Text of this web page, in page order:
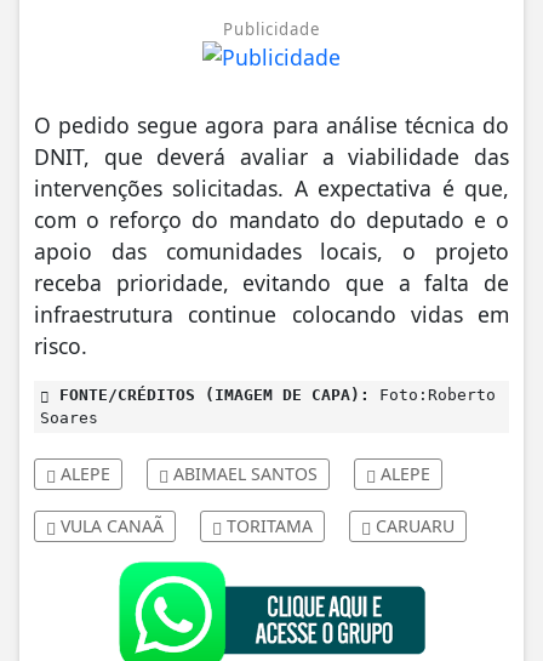
Publicidade
O pedido segue agora para análise técnica do
DNIT, que deverá avaliar a viabilidade das
intervenções solicitadas. A expectativa é que,
com o reforço do mandato do deputado e o
apoio das comunidades locais, o projeto
receba prioridade, evitando que a falta de
infraestrutura continue colocando vidas em
risco.
FONTE/CRÉDITOS (IMAGEM DE CAPA):
Foto:Roberto
Soares
ALEPE ABIMAEL SANTOS ALEPE
VULA CANAÃ TORITAMA CARUARU